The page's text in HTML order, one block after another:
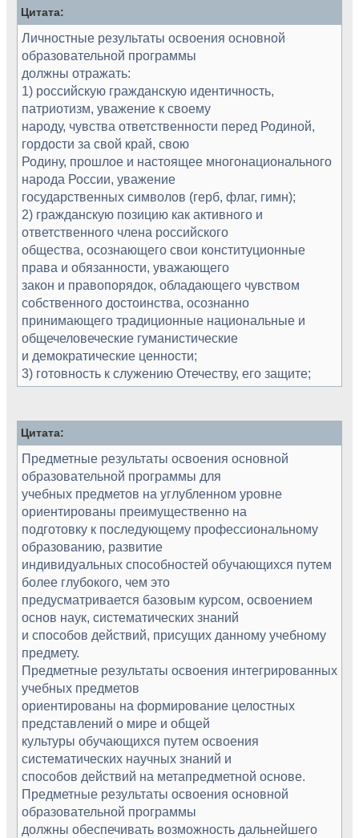
Цитата:
Личностные результаты освоения основной
образовательной программы
должны отражать:
1) российскую гражданскую идентичность,
патриотизм, уважение к своему
народу, чувства ответственности перед Родиной,
гордости за свой край, свою
Родину, прошлое и настоящее многонационального
народа России, уважение
государственных символов (герб, флаг, гимн);
2) гражданскую позицию как активного и
ответственного члена российского
общества, осознающего свои конституционные
права и обязанности, уважающего
закон и правопорядок, обладающего чувством
собственного достоинства, осознанно
принимающего традиционные национальные и
общечеловеческие гуманистические
и демократические ценности;
3) готовность к служению Отечеству, его защите;
Цитата:
Предметные результаты освоения основной
образовательной программы для
учебных предметов на углубленном уровне
ориентированы преимущественно на
подготовку к последующему профессиональному
образованию, развитие
индивидуальных способностей обучающихся путем
более глубокого, чем это
предусматривается базовым курсом, освоением
основ наук, систематических знаний
и способов действий, присущих данному учебному
предмету.
Предметные результаты освоения интегрированных
учебных предметов
ориентированы на формирование целостных
представлений о мире и общей
культуры обучающихся путем освоения
систематических научных знаний и
способов действий на метапредметной основе.
Предметные результаты освоения основной
образовательной программы
должны обеспечивать возможность дальнейшего